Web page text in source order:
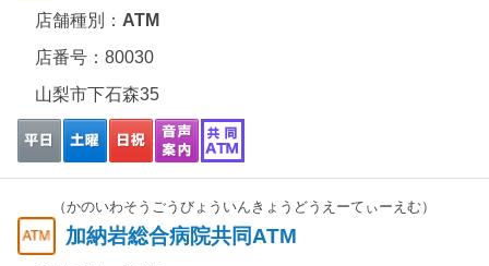
店舗種別： ATM
店番号：80030
山梨市下石森35
（かのいわそうごうびょういんきょうどうえーてぃーえむ）
加納岩総合病院共同ATM